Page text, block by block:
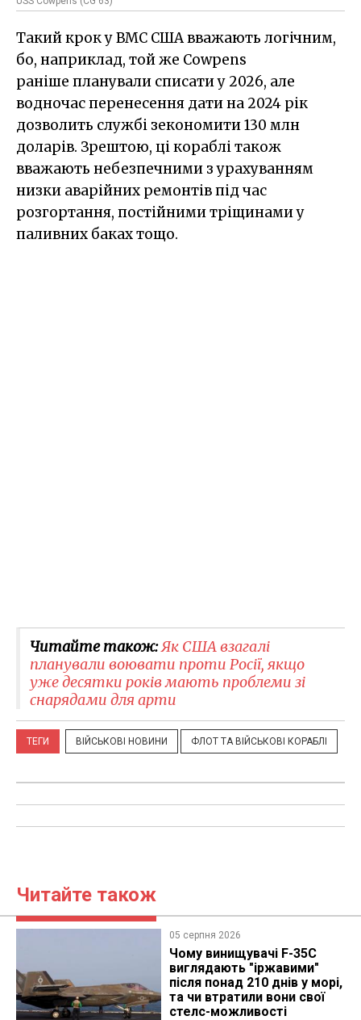
Такий крок у ВМС США вважають логічним,
бо, наприклад, той же Cowpens
раніше планували списати у 2026, але
водночас перенесення дати на 2024 рік
дозволить службі зекономити 130 млн
доларів. Зрештою, ці кораблі також
вважають небезпечними з урахуванням
низки аварійних ремонтів під час
розгортання, постійними тріщинами у
паливних баках тощо.
Читайте також:Як США взагалі
планували воювати проти Росії, якщо
уже десятки років мають проблеми зі
снарядами для арти
ТЕГИ ВІЙСЬКОВІ НОВИНИ ФЛОТ ТА ВІЙСЬКОВІ КОРАБЛІ
Читайте також
05 серпня 2026
Чому винищувачі F-35C
виглядають "іржавими"
після понад 210 днів у морі,
та чи втратили вони свої
стелс-можливості